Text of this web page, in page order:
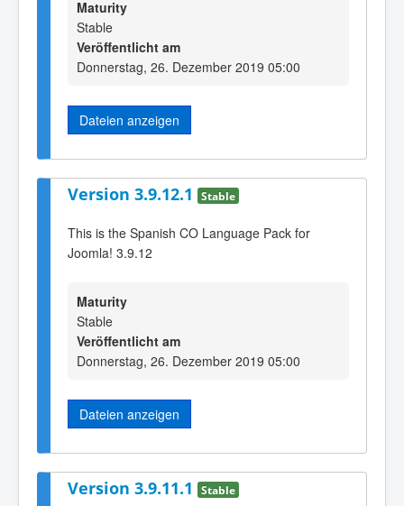
Maturity
Stable
Veröffentlicht am
Donnerstag, 26. Dezember 2019 05:00
Dateien anzeigen
Version 3.9.12.1 Stable
This is the Spanish CO Language Pack for
Joomla! 3.9.12
Maturity
Stable
Veröffentlicht am
Donnerstag, 26. Dezember 2019 05:00
Dateien anzeigen
Version 3.9.11.1 Stable